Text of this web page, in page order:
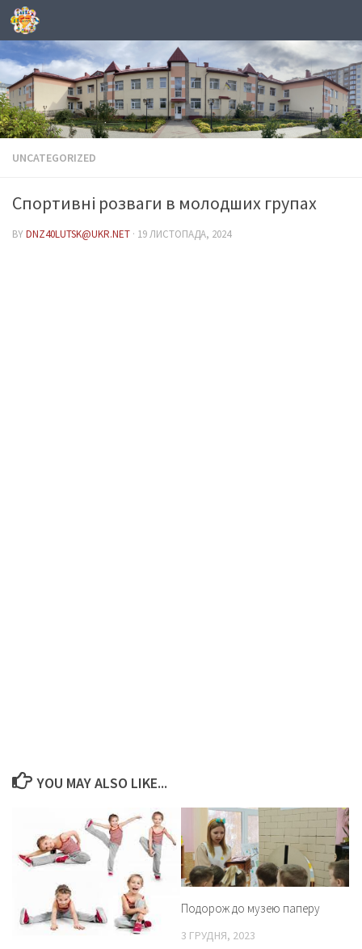
Skip to content
UNCATEGORIZED
Спортивні розваги в молодших групах
BYDNZ40LUTSK@UKR.NET · 19 ЛИСТОПАДА, 2024
YOU MAY ALSO LIKE...
Подорож до музею паперу
3 ГРУДНЯ, 2023